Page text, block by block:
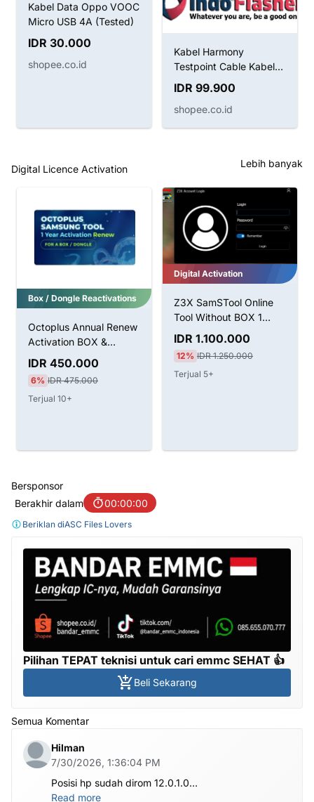
Kabel Data Oppo VOOC
Micro USB 4A (Tested)
IDR 30.000
shopee.co.id
Kabel Harmony
Testpoint Cable Kabel
Boot Huawei
IDR 99.900
shopee.co.id
Digital Licence Activation Lebih banyak
Box / Dongle Reactivations
Octoplus Annual Renew
Activation BOX &
Dongle
IDR 450.000
6% IDR 475.000
Terjual 10+
Digital Activation
Z3X SamSTool Online
Tool Without BOX 1
Tahun Aktivasi
IDR 1.100.000
12% IDR 1.250.000
Terjual 5+
Bersponsor
Berakhir dalam
00:00:00
Beriklan diASC Files Lovers
Pilihan TEPAT teknisi untuk cari emmc SEHAT 👍
Beli Sekarang
Semua Komentar
Hilman
7/30/2026, 1:36:04 PM
Posisi hp sudah dirom 12.0.1.0
.habis ubl apa perlu flash Rom lagi om.tolong om
Read more